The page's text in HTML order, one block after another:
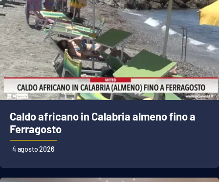
Caldo africano in Calabria almeno fino a
Ferragosto
4 agosto 2026